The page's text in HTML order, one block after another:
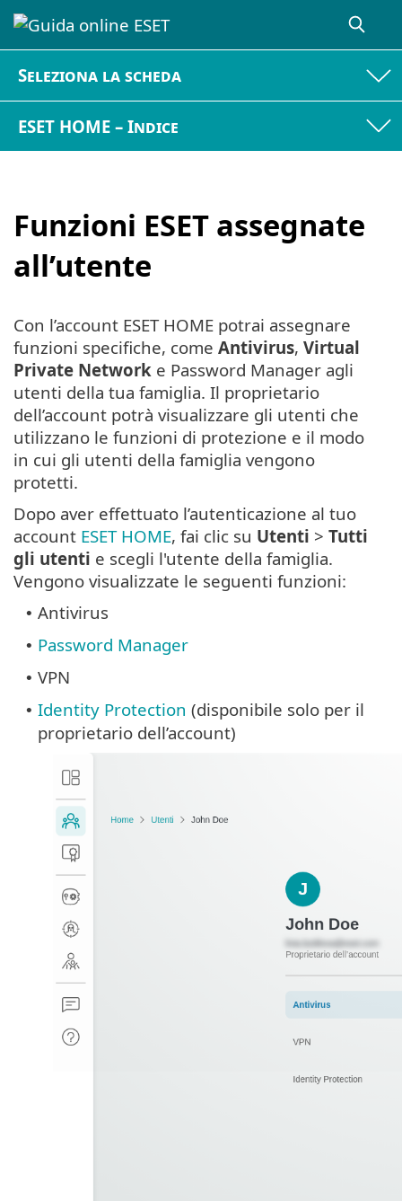
Seleziona la scheda
ESET HOME – Indice
Funzioni ESET assegnate
all’utente
Con l’account ESET HOME potrai assegnare
funzioni specifiche, come Antivirus, Virtual
Private Network e Password Manager agli
utenti della tua famiglia. Il proprietario
dell’account potrà visualizzare gli utenti che
utilizzano le funzioni di protezione e il modo
in cui gli utenti della famiglia vengono
protetti.
Dopo aver effettuato l’autenticazione al tuo
account ESET HOME, fai clic su Utenti > Tutti
gli utenti e scegli l'utente della famiglia.
Vengono visualizzate le seguenti funzioni:
• Antivirus
• Password Manager
• VPN
• Identity Protection (disponibile solo per il
proprietario dell’account)